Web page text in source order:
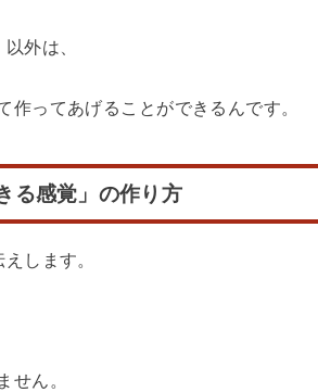
外は、
ってあげることができるんです。
る感覚」の作り方
します。
せん。